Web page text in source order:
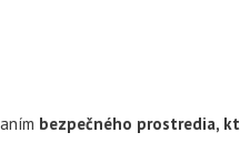
bezpečného prostredia,